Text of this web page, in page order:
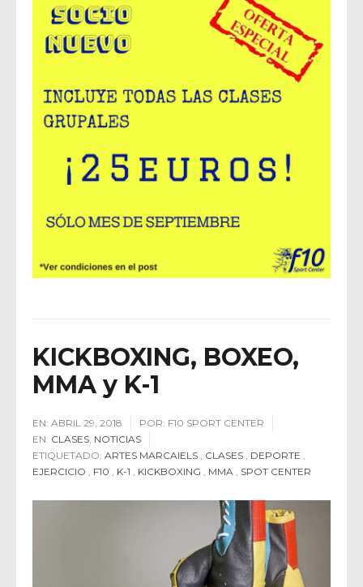
KICKBOXING, BOXEO,
MMA y K-1
EN: ABRIL 29, 2018 POR: F10 SPORT CENTER
EN: CLASES, NOTICIAS
ETIQUETADO: ARTES MARCAIELS , CLASES , DEPORTE ,
EJERCICIO , F10 , K-1 , KICKBOXING , MMA , SPOT CENTER